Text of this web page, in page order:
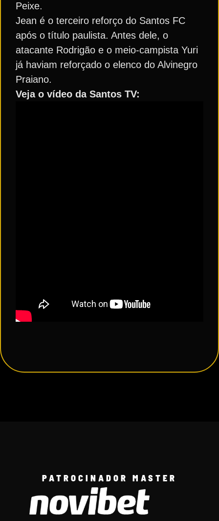
Peixe.
Jean é o terceiro reforço do Santos FC
após o título paulista. Antes dele, o
atacante Rodrigão e o meio-campista Yuri
já haviam reforçado o elenco do Alvinegro
Praiano.
Veja o vídeo da Santos TV:
PATROCINADOR MASTER